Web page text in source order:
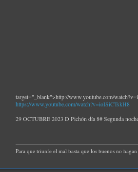
target="_blank">http://www.youtube.com/
https://www.youtube.com/watch?v=ioISiCTskH8
29 OCTUBRE 2023 D Pichón día 8# Segunda
Para que triunfe el mal basta que los buenos no